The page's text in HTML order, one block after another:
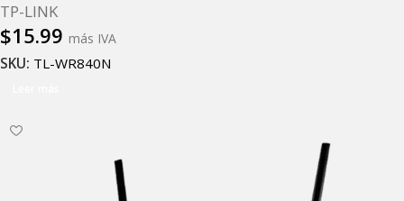
TP-LINK
$15.99 más IVA
SKU: TL-WR840N